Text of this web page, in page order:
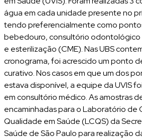
água em cada unidade presente no
tendo preferencialmente como
bebedouro, consultório odontológico
e esterilização (CME). Nas UBS
cronograma, foi acrescido um ponto
curativo. Nos casos em que um dos
estava disponível, a equipe da UVIS
em consultório médico. As amostras
encaminhadas para o Laboratório de
Qualidade em Saúde (LCQS) da
Saúde de São Paulo para realização